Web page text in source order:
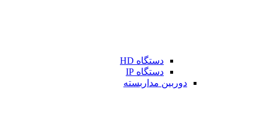
دستگاه HD
دستگاه IP
دوربین مداربسته